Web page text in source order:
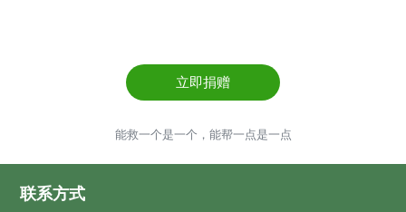
立即捐赠
能救一个是一个，能帮一点是一点
联系方式